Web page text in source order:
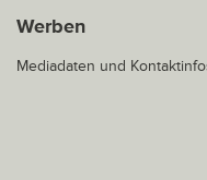
Werben
Mediadaten und